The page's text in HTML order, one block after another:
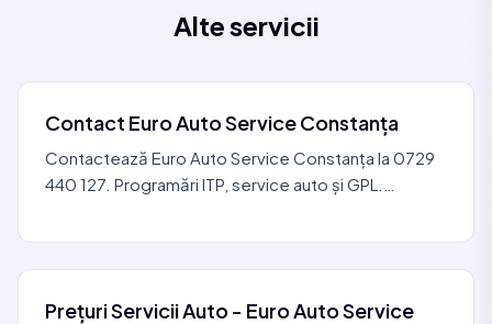
Alte servicii
Contact Euro Auto Service Constanța
Contactează Euro Auto Service Constanța la 0729
440 127. Programări ITP, service auto și GPL.
Prețuri Servicii Auto - Euro Auto Service